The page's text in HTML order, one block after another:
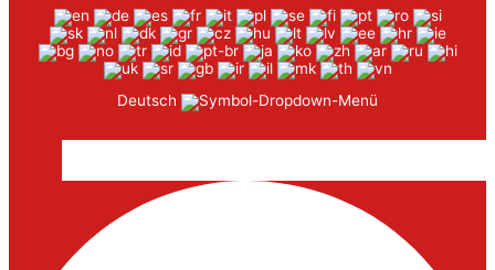
Deutsch